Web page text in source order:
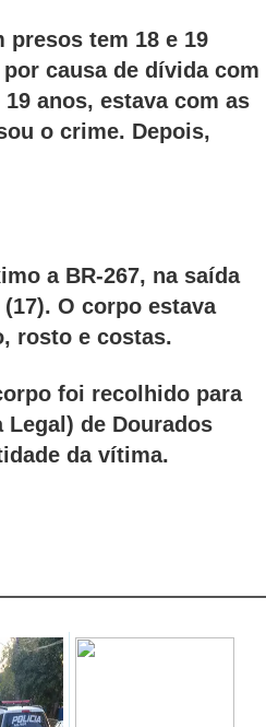
presos tem 18 e 19
causa de dívida com
anos, estava com as
o crime. Depois,
a BR-267, na saída
O corpo estava
rosto e costas.
foi recolhido para
de Dourados
da vítima.